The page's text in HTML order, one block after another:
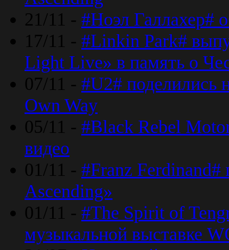
21/11 - #Ноэл Галлахер#
17/11 - #Linkin Park#
Light Live» в память о
07/11 - #U2#
Own Way
05/11 - #Black Rebel
видео
01/11 - #Franz Ferdinand#
Ascending»
01/11 - #The Spirit of
музыкальной выставке